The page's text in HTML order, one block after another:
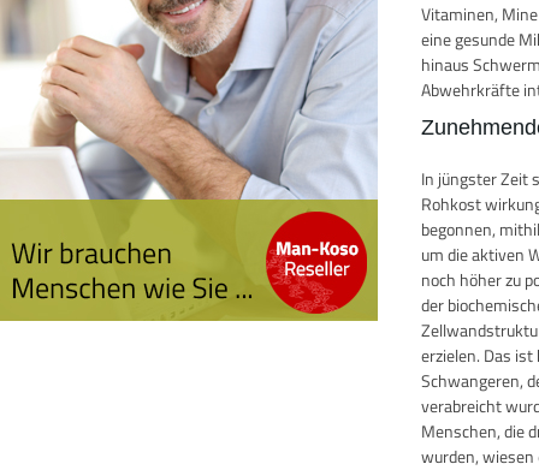
Vitaminen,
eine gesunde
hinaus
Abwehrkräfte
In jüngster Zeit
Rohkost
begonnen,
um die aktiven
noch höher zu
der
erzielen. Das
Schwangeren,
verabreicht
Menschen, die
wurden, wiesen